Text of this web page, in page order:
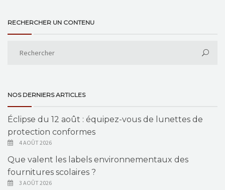
RECHERCHER UN CONTENU
NOS DERNIERS ARTICLES
Éclipse du 12 août : équipez-vous de lunettes de
protection conformes
4 AOÛT 2026
Que valent les labels environnementaux des
fournitures scolaires ?
3 AOÛT 2026